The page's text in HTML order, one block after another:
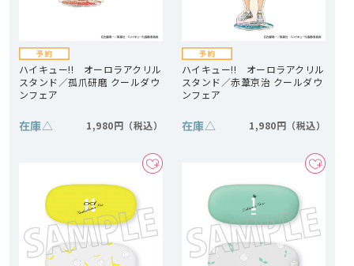
ハイキュー!! オーロラアクリル
スタンド／孤爪研磨 クールダウ
ンフェア
在庫△ 1,980円
ハイキュー!! オーロラアクリル
スタンド／赤葦京治 クールダウ
ンフェア
在庫△ 1,980円